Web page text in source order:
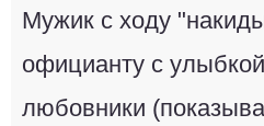
Мужик с ходу
официанту с
любовники